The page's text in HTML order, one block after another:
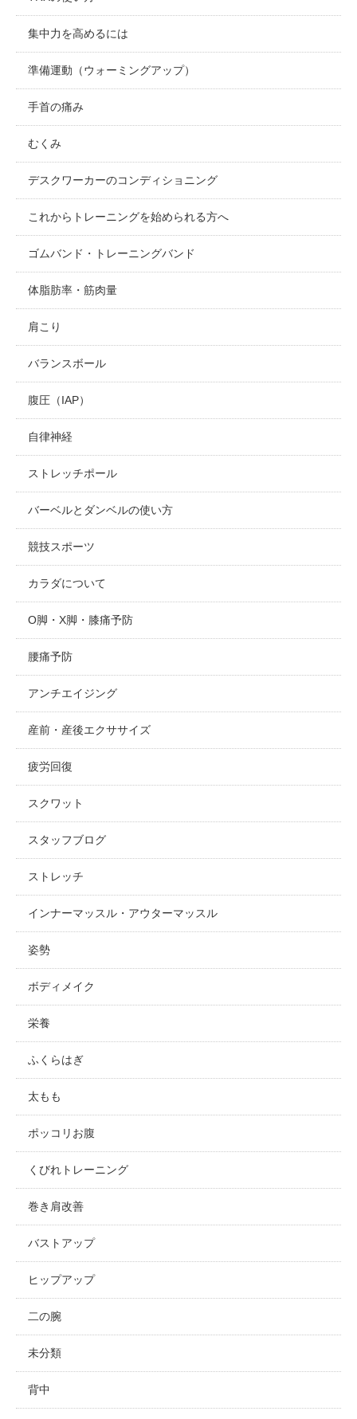
集中力を高めるには
準備運動（ウォーミングアップ）
手首の痛み
むくみ
デスクワーカーのコンディショニング
これからトレーニングを始められる方へ
ゴムバンド・トレーニングバンド
体脂肪率・筋肉量
肩こり
バランスボール
腹圧（IAP）
自律神経
ストレッチポール
バーベルとダンベルの使い方
競技スポーツ
カラダについて
O脚・X脚・膝痛予防
腰痛予防
アンチエイジング
産前・産後エクササイズ
疲労回復
スクワット
スタッフブログ
ストレッチ
インナーマッスル・アウターマッスル
姿勢
ボディメイク
栄養
ふくらはぎ
太もも
ポッコリお腹
くびれトレーニング
巻き肩改善
バストアップ
ヒップアップ
二の腕
未分類
背中